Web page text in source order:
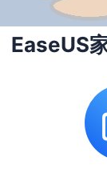
EaseUS